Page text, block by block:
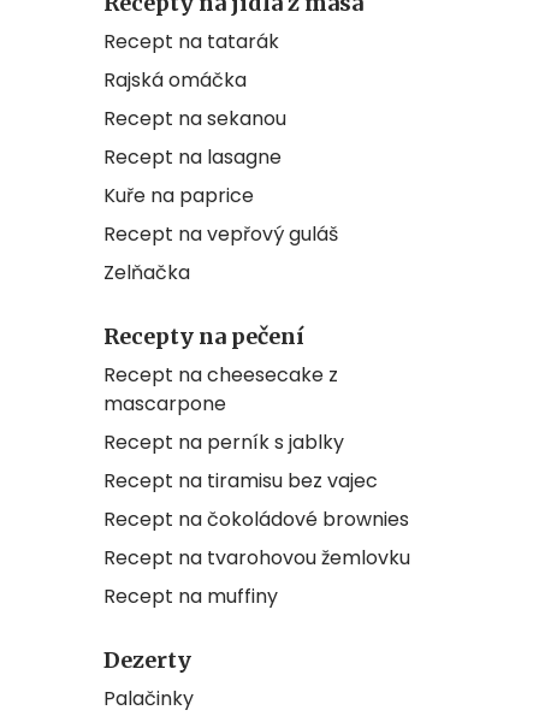
Recept na tatarák
Rajská omáčka
Recept na sekanou
Recept na lasagne
Kuře na paprice
Recept na vepřový guláš
Zelňačka
Recepty na pečení
Recept na cheesecake z
mascarpone
Recept na perník s jablky
Recept na tiramisu bez vajec
Recept na čokoládové brownies
Recept na tvarohovou žemlovku
Recept na muffiny
Dezerty
Palačinky